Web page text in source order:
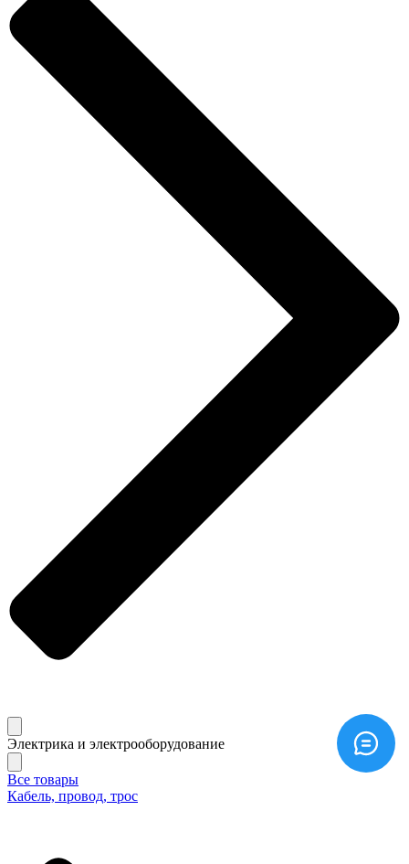
Электрика и электрооборудование
Все товары
Кабель, провод, трос